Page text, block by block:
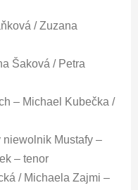
/ Zuzana
Šaková / Petra
– Michael Kubečka /
niewolnik Mustafy –
– tenor
/ Michaela Zajmi –